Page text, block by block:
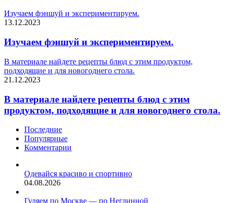
Изучаем фэншуй и экспериментируем.
13.12.2023
Изучаем фэншуй и экспериментируем.
В материале найдете рецепты блюд с этим продуктом,
подходящие и для новогоднего стола.
21.12.2023
В материале найдете рецепты блюд с этим
продуктом, подходящие и для новогоднего стола.
Последние
Популярные
Комментарии
Одевайся красиво и спортивно
04.08.2026
Гуляем по Москве — по Неглинной